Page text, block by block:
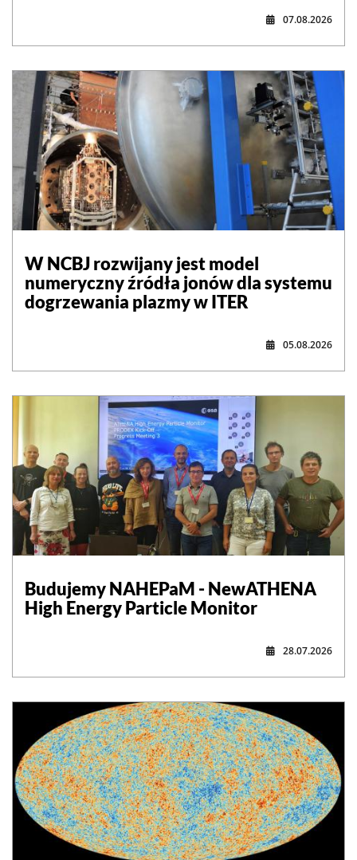
07.08.2026
W NCBJ rozwijany jest model
numeryczny źródła jonów dla systemu
dogrzewania plazmy w ITER
05.08.2026
Budujemy NAHEPaM - NewATHENA
High Energy Particle Monitor
28.07.2026